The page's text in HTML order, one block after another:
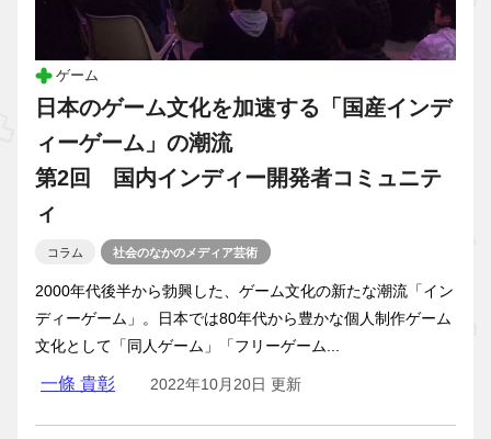
ゲーム
日本のゲーム文化を加速する「国産インデ
ィーゲーム」の潮流
第2回 国内インディー開発者コミュニテ
ィ
コラム 社会のなかのメディア芸術
2000年代後半から勃興した、ゲーム文化の新たな潮流「イン
ディーゲーム」。日本では80年代から豊かな個人制作ゲーム
文化として「同人ゲーム」「フリーゲーム...
一條 貴彰 2022年10月20日 更新